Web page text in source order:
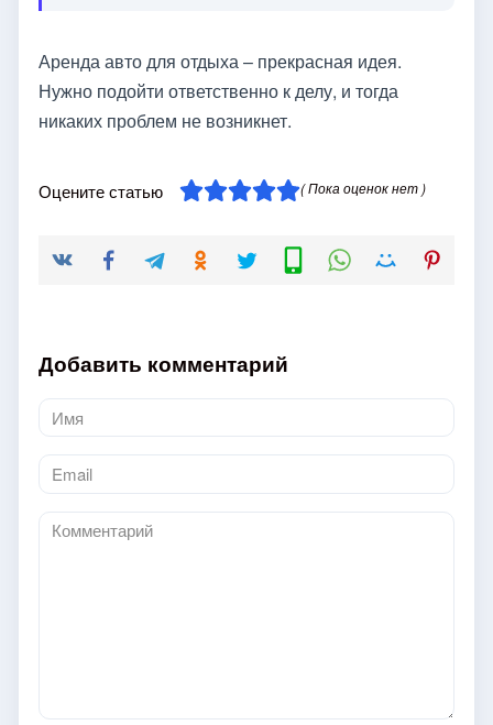
Аренда авто для отдыха – прекрасная идея.
Нужно подойти ответственно к делу, и тогда
никаких проблем не возникнет.
Оцените статью ( Пока оценок нет )
Добавить комментарий
Имя
*
Email
*
Комментарий